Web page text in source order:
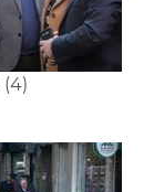
(4)